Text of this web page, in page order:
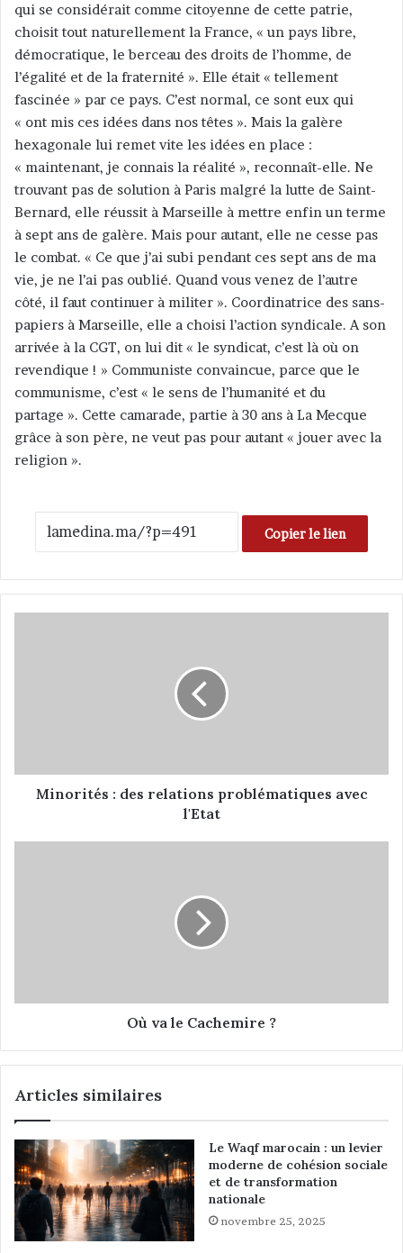
qui se considérait comme citoyenne de cette patrie,
choisit tout naturellement la France, « un pays libre,
démocratique, le berceau des droits de l’homme, de
l’égalité et de la fraternité ». Elle était « tellement
fascinée » par ce pays. C’est normal, ce sont eux qui
« ont mis ces idées dans nos têtes ». Mais la galère
hexagonale lui remet vite les idées en place :
« maintenant, je connais la réalité », reconnaît-elle. Ne
trouvant pas de solution à Paris malgré la lutte de Saint-
Bernard, elle réussit à Marseille à mettre enfin un terme
à sept ans de galère. Mais pour autant, elle ne cesse pas
le combat. « Ce que j’ai subi pendant ces sept ans de ma
vie, je ne l’ai pas oublié. Quand vous venez de l’autre
côté, il faut continuer à militer ». Coordinatrice des sans-
papiers à Marseille, elle a choisi l’action syndicale. A son
arrivée à la CGT, on lui dit « le syndicat, c’est là où on
revendique ! » Communiste convaincue, parce que le
communisme, c’est « le sens de l’humanité et du
partage ». Cette camarade, partie à 30 ans à La Mecque
grâce à son père, ne veut pas pour autant « jouer avec la
religion ».
Copier le lien
s
n
b
m
a
t
i
q
u
Minorités : des relations problématiques avec
l'Etat
c
r
Où va le Cachemire ?
Articles similaires
Le Waqf marocain : un levier
moderne de cohésion sociale
et de transformation
nationale
novembre 25, 2025